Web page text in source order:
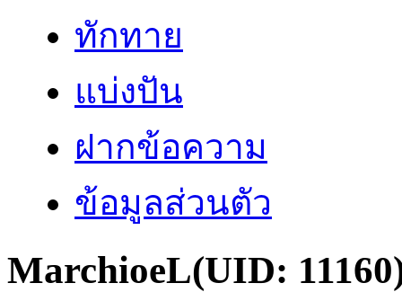
ทักทาย
แบ่งปัน
ฝากข้อความ
ข้อมูลส่วนตัว
MarchioeL(UID: